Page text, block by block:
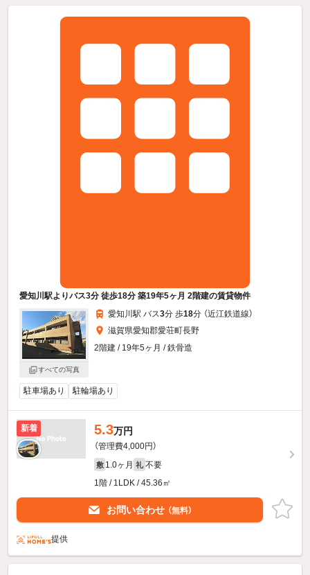
愛知川駅よりバス3分 徒歩18分 築19年5ヶ月 2階建の賃貸物件
すべての写真
愛知川駅 バス3分 歩18分 （近江鉄道線）
滋賀県愛知郡愛荘町長野
2階建 / 19年5ヶ月 / 鉄骨造
駐車場あり 駐輪場あり
新着 5.3万円
（管理費4,000円）
敷 1.0ヶ月 礼 不要
1階 / 1LDK / 45.36㎡
お問い合わせ （無料）
提供